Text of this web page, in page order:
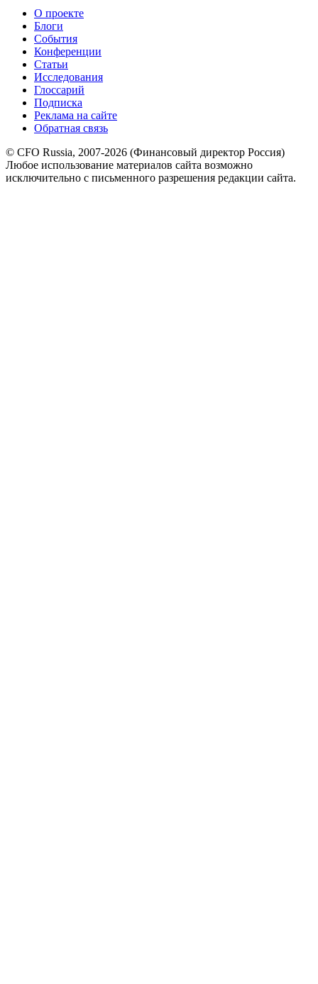
О проекте
Блоги
События
Конференции
Статьи
Исследования
Глоссарий
Подписка
Реклама на сайте
Обратная связь
© CFO Russia, 2007-2026 (Финансовый директор Россия)
Любое использование материалов сайта возможно
исключительно с письменного разрешения редакции сайта.